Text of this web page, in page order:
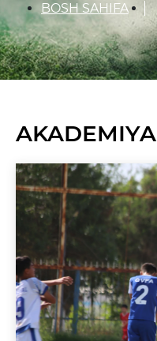
BOSH SAHIFA
AKADEMIYA